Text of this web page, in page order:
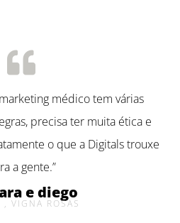
médico tem várias
precisa ter muita ética e
o que a Digitals trouxe
a gente.”
e diego
, VIGNA ROSAS